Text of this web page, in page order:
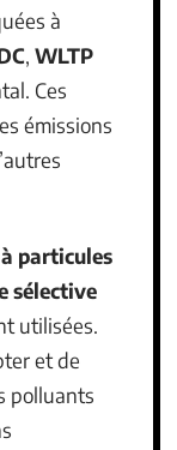
à
, WLTP
Ces
émissions
particules
sélective
utilisées.
et de
polluants